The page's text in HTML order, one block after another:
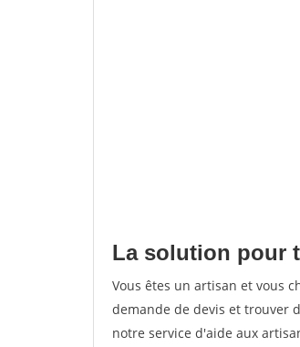
La solution pour
Vous êtes un artisan et vous
demande de devis et trouver
notre service d'aide aux